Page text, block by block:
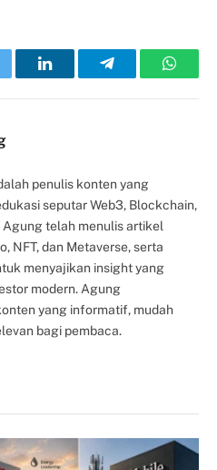
LinkedInTelegram
penulis konten yang
seputar Web3, Blockchain,
Agung telah menulis artikel
NFT, dan Metaverse, serta
menyajikan insight yang
modern. Agung
yang informatif, mudah
bagi pembaca.